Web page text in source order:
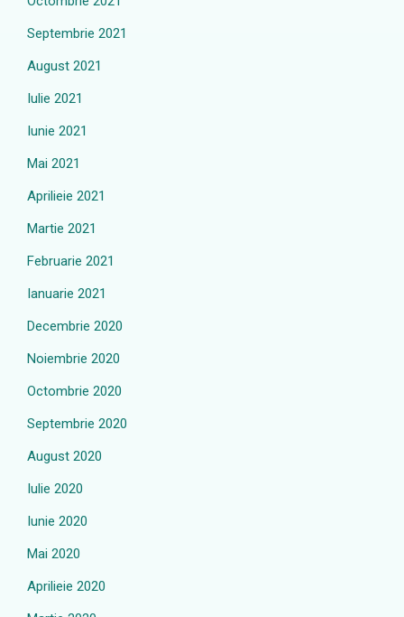
Septembrie 2021
August 2021
Iulie 2021
Iunie 2021
Mai 2021
Aprilieie 2021
Martie 2021
Februarie 2021
Ianuarie 2021
Decembrie 2020
Noiembrie 2020
Octombrie 2020
Septembrie 2020
August 2020
Iulie 2020
Iunie 2020
Mai 2020
Aprilieie 2020